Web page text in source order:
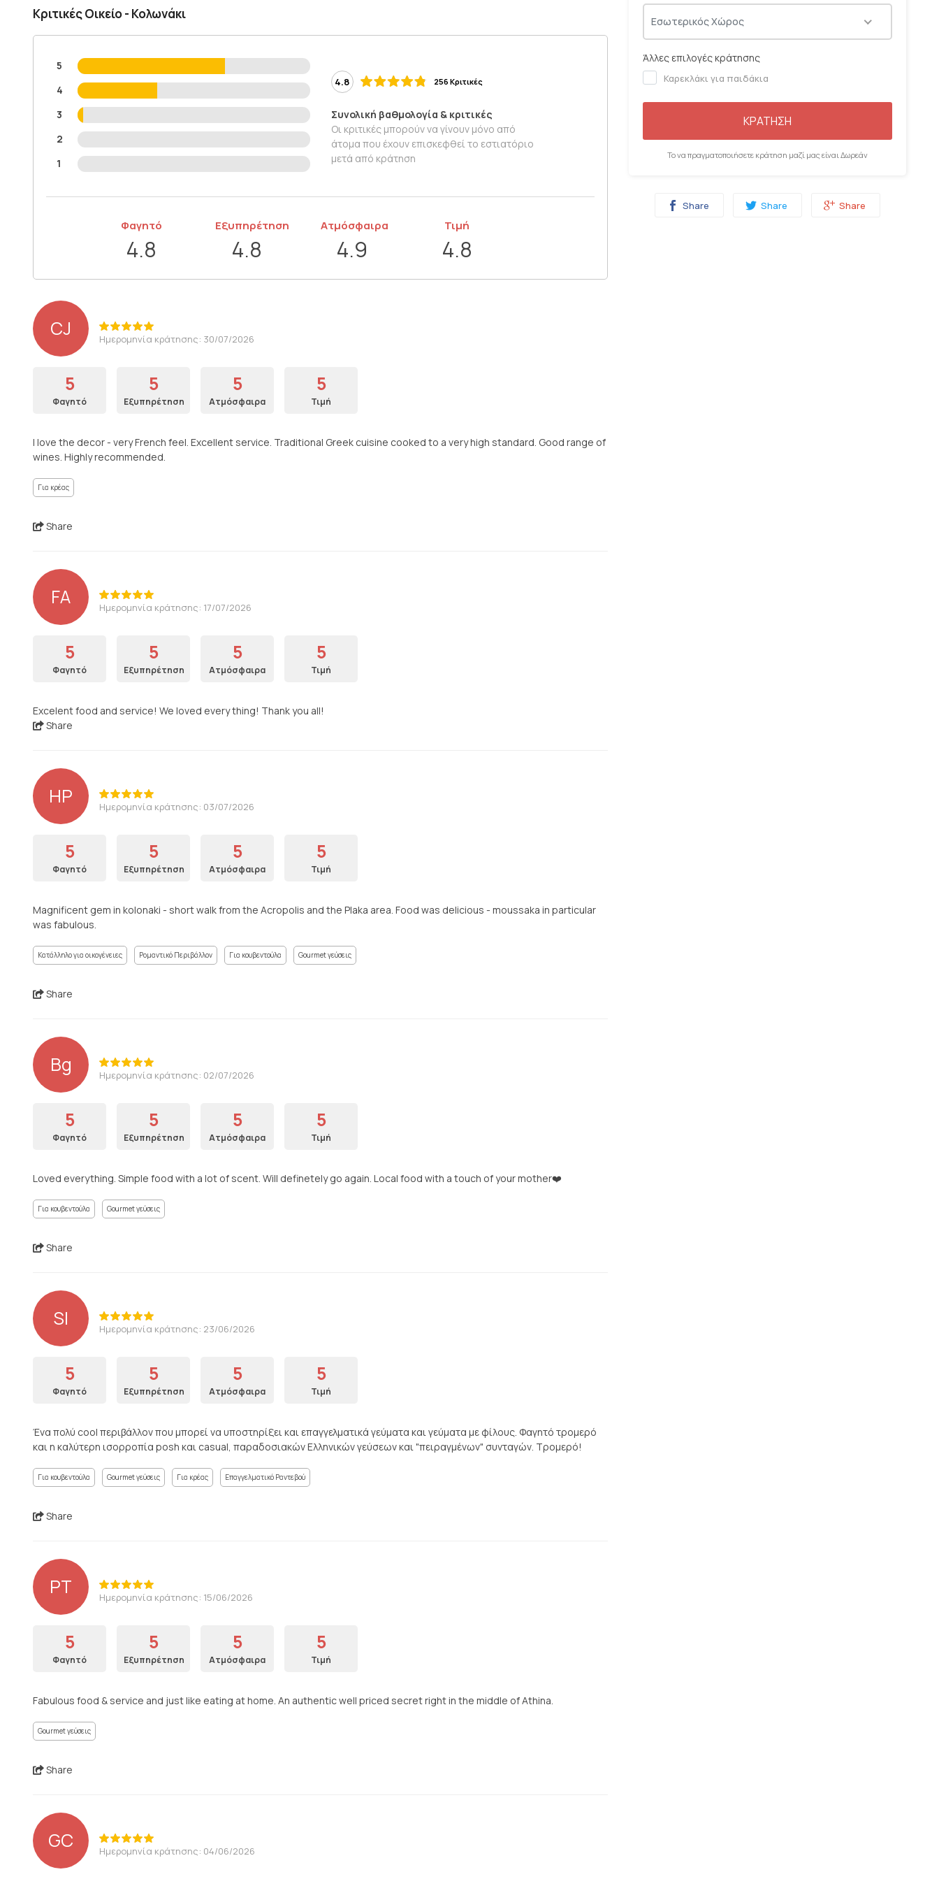
Κριτικές Οικείο - Κολωνάκι
5
4
3
2
1
4.8 256 Κριτικές
Συνολική βαθμολογία & κριτικές
Οι κριτικές μπορούν να γίνουν μόνο από
άτομα που έχουν επισκεφθεί το εστιατόριο
μετά από κράτηση
Φαγητό
4.8
Εξυπηρέτηση
4.8
Ατμόσφαιρα
4.9
Τιμή
4.8
CJ Ημερομηνία κράτησης: 30/07/2026
5
Φαγητό
5
Εξυπηρέτηση
5
Ατμόσφαιρα
5
Τιμή
I love the decor - very French feel. Excellent service. Traditional Greek cuisine cooked to a very high standard. Good range of
wines. Highly recommended.
Για κρέας
Share
FA Ημερομηνία κράτησης: 17/07/2026
5
Φαγητό
5
Εξυπηρέτηση
5
Ατμόσφαιρα
5
Τιμή
Excelent food and service! We loved every thing! Thank you all!
Share
HP Ημερομηνία κράτησης: 03/07/2026
5
Φαγητό
5
Εξυπηρέτηση
5
Ατμόσφαιρα
5
Τιμή
Magnificent gem in kolonaki - short walk from the Acropolis and the Plaka area. Food was delicious - moussaka in particular
was fabulous.
Κατάλληλο για οικογένειες Ρομαντικό Περιβάλλον Για κουβεντούλα Gourmet γεύσεις
Share
Bg Ημερομηνία κράτησης: 02/07/2026
5
Φαγητό
5
Εξυπηρέτηση
5
Ατμόσφαιρα
5
Τιμή
Loved everything. Simple food with a lot of scent. Will definetely go again. Local food with a touch of your mother❤️
Για κουβεντούλα Gourmet γεύσεις
Share
SI Ημερομηνία κράτησης: 23/06/2026
5
Φαγητό
5
Εξυπηρέτηση
5
Ατμόσφαιρα
5
Τιμή
Ένα πολύ cool περιβάλλον που μπορεί να υποστηρίξει και επαγγελματικά γεύματα και γεύματα με φίλους. Φαγητό τρομερό
και η καλύτερη ισορροπία posh και casual, παραδοσιακών Ελληνικών γεύσεων και "πειραγμένων" συνταγών. Τρομερό!
Για κουβεντούλα Gourmet γεύσεις Για κρέας Επαγγελματικό Ραντεβού
Share
PT Ημερομηνία κράτησης: 15/06/2026
5
Φαγητό
5
Εξυπηρέτηση
5
Ατμόσφαιρα
5
Τιμή
Fabulous food & service and just like eating at home. An authentic well priced secret right in the middle of Athina.
Gourmet γεύσεις
Share
GC Ημερομηνία κράτησης: 04/06/2026
Εσωτερικός Χώρος
Άλλες επιλογές κράτησης
Καρεκλάκι για παιδάκια
ΚΡΑΤΗΣΗ
Το να πραγματοποιήσετε κράτηση μαζί μας είναι Δωρεάν
Share Share Share